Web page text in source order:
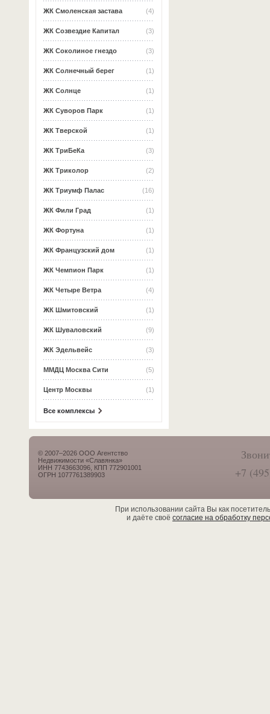
(4)
ЖК Смоленская застава
(3)
ЖК Созвездие Капитал
(3)
ЖК Соколиное гнездо
(1)
ЖК Солнечный берег
(1)
ЖК Солнце
(1)
ЖК Суворов Парк
(1)
ЖК Тверской
(3)
ЖК ТриБеКа
(2)
ЖК Триколор
(16)
ЖК Триумф Палас
(1)
ЖК Фили Град
(1)
ЖК Фортуна
(1)
ЖК Французский дом
(1)
ЖК Чемпион Парк
(4)
ЖК Четыре Ветра
(1)
ЖК Шмитовский
(9)
ЖК Шуваловский
(3)
ЖК Эдельвейс
(5)
ММДЦ Москва Сити
(1)
Центр Москвы
Все комплексы
© 2007–2026 ООО Агентство
Недвижимости «Славянка»
ИНН 7743663096, КПП 772901001
ОГРН 1077761389903
+7
При использовании сайта Вы как
и даёте своё согласие на обработку